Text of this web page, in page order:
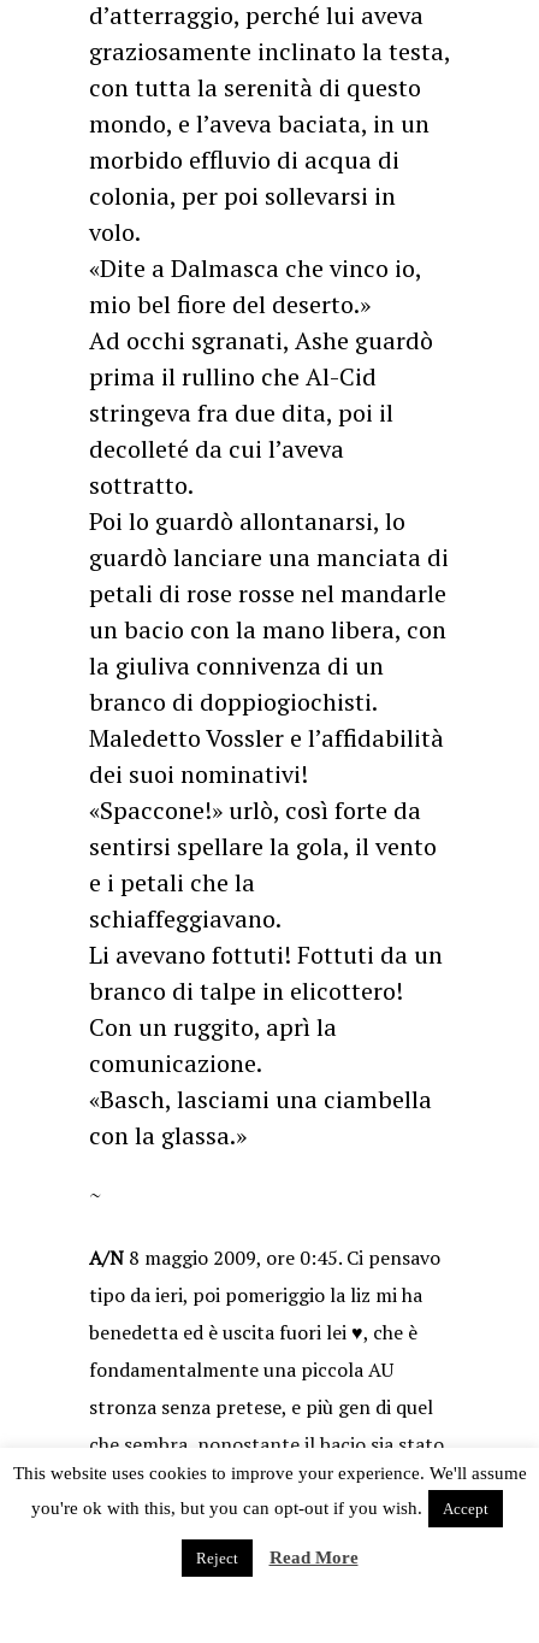
d’atterraggio, perché lui aveva
graziosamente inclinato la testa,
con tutta la serenità di questo
mondo, e l’aveva baciata, in un
morbido effluvio di acqua di
colonia, per poi sollevarsi in
volo.
«Dite a Dalmasca che vinco io,
mio bel fiore del deserto.»
Ad occhi sgranati, Ashe guardò
prima il rullino che Al-Cid
stringeva fra due dita, poi il
decolleté da cui l’aveva
sottratto.
Poi lo guardò allontanarsi, lo
guardò lanciare una manciata di
petali di rose rosse nel mandarle
un bacio con la mano libera, con
la giuliva connivenza di un
branco di doppiogiochisti.
Maledetto Vossler e l’affidabilità
dei suoi nominativi!
«Spaccone!» urlò, così forte da
sentirsi spellare la gola, il vento
e i petali che la
schiaffeggiavano.
Li avevano fottuti! Fottuti da un
branco di talpe in elicottero!
Con un ruggito, aprì la
comunicazione.
«Basch, lasciami una ciambella
con la glassa.»
~
A/N 8 maggio 2009, ore 0:45. Ci pensavo
tipo da ieri, poi pomeriggio la liz mi ha
benedetta ed è uscita fuori lei ♥, che è
fondamentalmente una piccola AU
stronza senza pretese, e più gen di quel
che sembra, nonostante il bacio sia stato
la prima cosa concreta che mi sia venuta
in mente. Ho decisamente un’insana
ossessione per le mini-AU <3.
This website uses cookies to improve your experience. We'll assume
you're ok with this, but you can opt-out if you wish.
Accept
Reject Read More